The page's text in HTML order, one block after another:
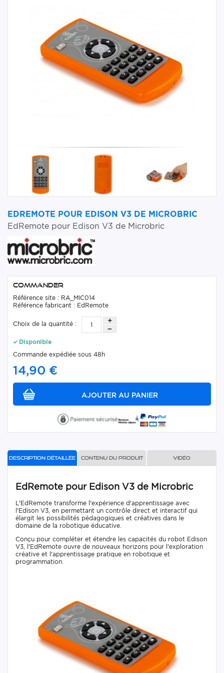
EDREMOTE POUR EDISON V3 DE MICROBRIC
EdRemote pour Edison V3 de Microbric
Commander
Référence site : RA_MIC014
Référence fabricant : EdRemote
Choix de la quantité :
Disponible
Commande expédiée sous 48h
14,90 €
Description détaillée Contenu du produit Vidéo
EdRemote pour Edison V3 de Microbric
L'EdRemote transforme l'expérience d'apprentissage avec
l'Edison V3, en permettant un contrôle direct et interactif qui
élargit les possibilités pédagogiques et créatives dans le
domaine de la robotique éducative.
Conçu pour compléter et étendre les capacités du robot Edison
V3, l'EdRemote ouvre de nouveaux horizons pour l'exploration
créative et l'apprentissage pratique en robotique et
programmation.